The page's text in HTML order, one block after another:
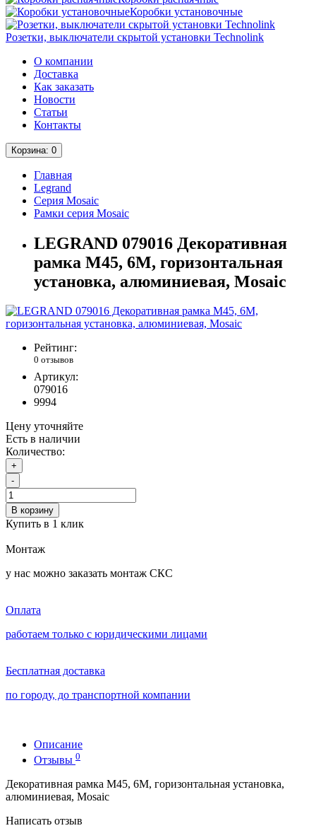
Коробки установочные
Розетки, выключатели скрытой установки Technolink
О компании
Доставка
Как заказать
Новости
Статьи
Контакты
Корзина: 0
Главная
Legrand
Серия Mosaic
Рамки серия Mosaic
LEGRAND 079016 Декоративная
рамка M45, 6М, горизонтальная
установка, алюминиевая, Mosaic
Рейтинг:
0 отзывов
Артикул:
079016
9994
Цену уточняйте
Есть в наличии
Количество:
+
-
В корзину
Купить в 1 клик
Монтаж
у нас можно заказать монтаж СКС
Оплата
работаем только с юридическими лицами
Бесплатная доставка
по городу, до транспортной компании
Описание
Отзывы 0
Декоративная рамка M45, 6М, горизонтальная установка,
алюминиевая, Mosaic
Написать отзыв